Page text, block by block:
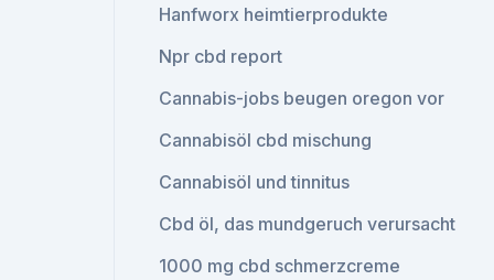
Hanfworx heimtierprodukte
Npr cbd report
Cannabis-jobs beugen oregon vor
Cannabisöl cbd mischung
Cannabisöl und tinnitus
Cbd öl, das mundgeruch verursacht
1000 mg cbd schmerzcreme